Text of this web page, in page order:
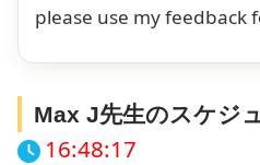
please use my feedback
Max J先生のスケジ
16:48:17